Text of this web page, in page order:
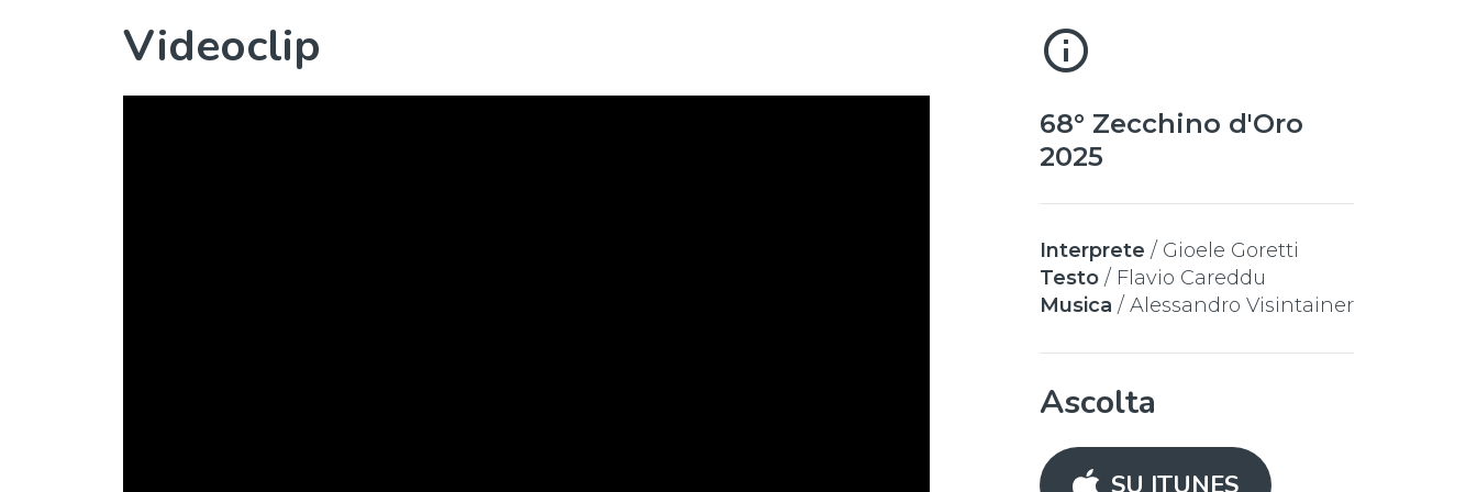
Videoclip info_outline
68° Zecchino d'Oro
2025
Interprete / Gioele Goretti
Testo / Flavio Careddu
Musica / Alessandro Visintainer
Ascolta
SU ITUNES